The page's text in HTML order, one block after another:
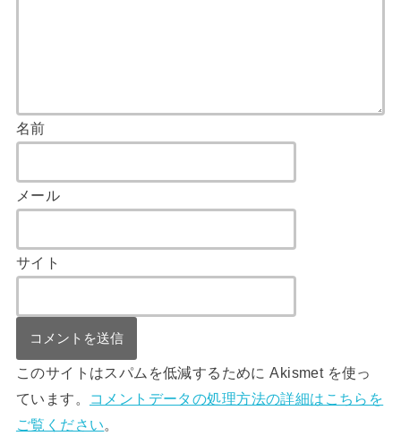
名前
メール
サイト
このサイトはスパムを低減するために Akismet を使っ
ています。
コメントデータの処理方法の詳細はこちらを
ご覧ください。